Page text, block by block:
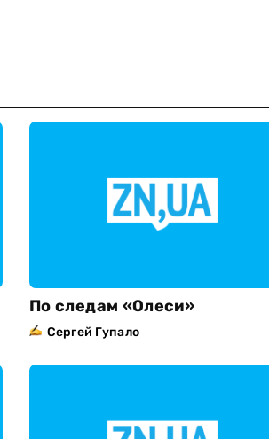
По cледам «Олеси»
Сергей Гупало